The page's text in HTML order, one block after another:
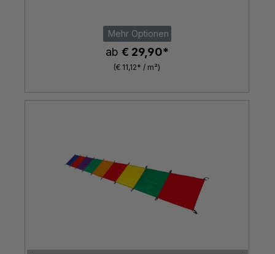
Mehr Optionen
ab € 29,90*
(€ 11,12* / m²)